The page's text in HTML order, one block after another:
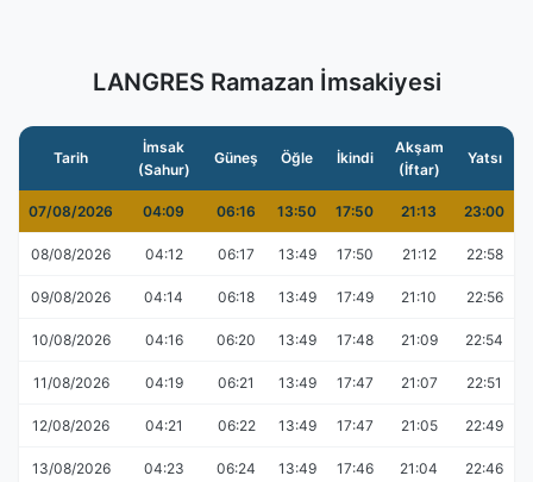
LANGRES Ramazan İmsakiyesi
Tarih
İmsak
(Sahur)
Güneş Öğle İkindi
Akşam
(İftar)
Yatsı
07/08/2026 04:09 06:16 13:50 17:50 21:13 23:00
08/08/2026 04:12 06:17 13:49 17:50 21:12 22:58
09/08/2026 04:14 06:18 13:49 17:49 21:10 22:56
10/08/2026 04:16 06:20 13:49 17:48 21:09 22:54
11/08/2026 04:19 06:21 13:49 17:47 21:07 22:51
12/08/2026 04:21 06:22 13:49 17:47 21:05 22:49
13/08/2026 04:23 06:24 13:49 17:46 21:04 22:46